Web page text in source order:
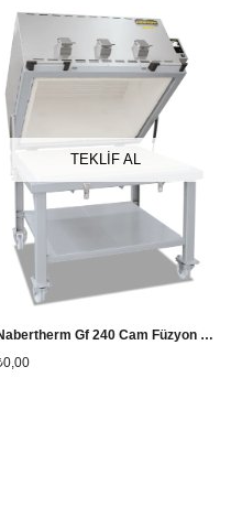
TEKLİF AL
Nabertherm Gf 240 Cam Füzyon Fırını